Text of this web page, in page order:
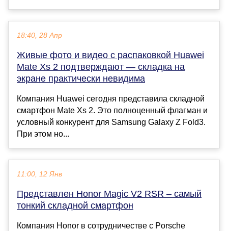
18:40, 28 Апр
Живые фото и видео с распаковкой Huawei
Mate Xs 2 подтверждают — складка на
экране практически невидима
Компания Huawei сегодня представила складной
смартфон Mate Xs 2. Это полноценный флагман и
условный конкурент для Samsung Galaxy Z Fold3.
При этом но...
11:00, 12 Янв
Представлен Honor Magic V2 RSR – самый
тонкий складной смартфон
Компания Honor в сотрудничестве с Porsche